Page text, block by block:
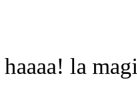
haaaa! la